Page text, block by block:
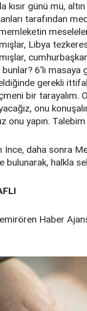
kısır günü mü,
tarafından
Libya
bunlar? 6'lı
gerekli
bir tarayalım.
onu
onu yapın.
İnce, daha sonra
bulunarak, halkla
Haber